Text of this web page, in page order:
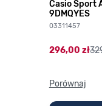
Casio Sport
9DMQYES
03311457
296,00 zł
Porównaj